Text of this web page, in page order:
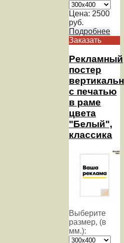
Цена: 2500
руб.
Подробнее
Заказать
Рекламный
постер
с печатью
в раме
цвета
"Белый",
классика
Выберите
размер, (в
мм.):